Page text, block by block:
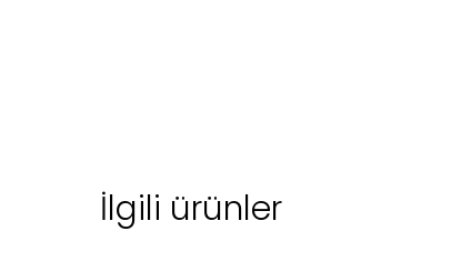
İlgili ürünler